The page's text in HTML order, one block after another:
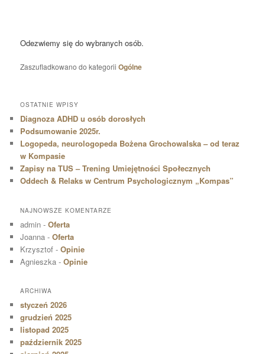
Odezwiemy się do wybranych osób.
Zaszufladkowano do kategorii Ogólne
OSTATNIE WPISY
Diagnoza ADHD u osób dorosłych
Podsumowanie 2025r.
Logopeda, neurologopeda Bożena Grochowalska – od teraz
w Kompasie
Zapisy na TUS – Trening Umiejętności Społecznych
Oddech & Relaks w Centrum Psychologicznym „Kompas”
NAJNOWSZE KOMENTARZE
admin -Oferta
Joanna -Oferta
Krzysztof -Opinie
Agnieszka -Opinie
ARCHIWA
styczeń 2026
grudzień 2025
listopad 2025
październik 2025